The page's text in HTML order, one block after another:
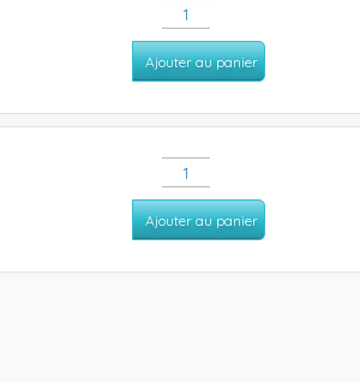
Ajouter au panier
Ajouter au panier